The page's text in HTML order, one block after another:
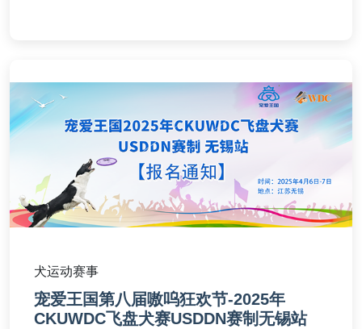
犬运动赛事
宠爱王国第八届嗷呜狂欢节-2025年
CKUWDC飞盘犬赛USDDN赛制无锡站